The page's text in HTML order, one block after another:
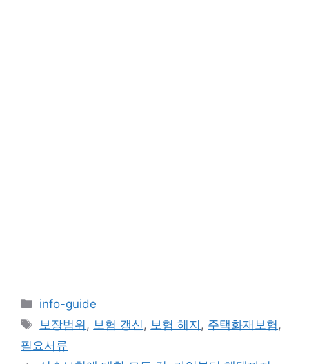
카
테
리
info-guide
태
그
보장범위 , 보험 갱신, 보험 해지 , 주택화재보험,
필요서류